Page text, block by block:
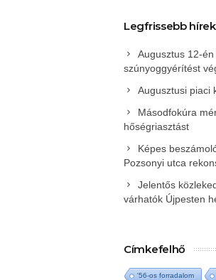
Legfrissebb hírek
Augusztus 12-én
szúnyoggyérítést
Augusztusi piaci
Másodfokúra
hőségriasztást
Képes
Pozsonyi utca
Jelentős
várhatók Újpesten
Címkefelhő
'56-os forradalom